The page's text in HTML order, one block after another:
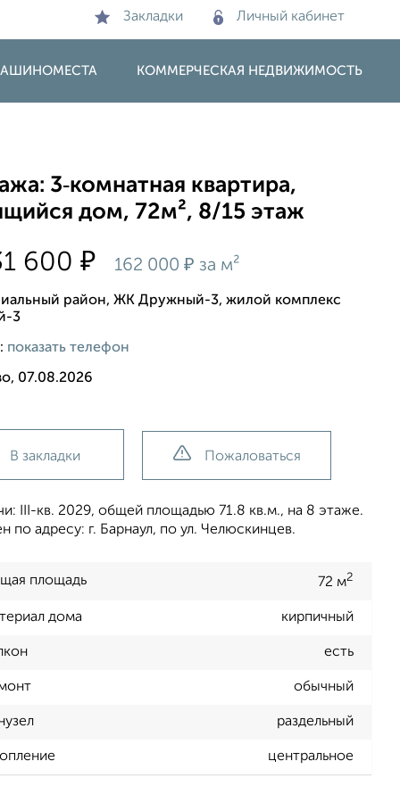
Закладки Личный кабинет
КОММЕРЧЕСКАЯ НЕДВИЖИМОСТЬ
3‑комнатная квартира,
дом, 72м², 8/15 этаж
600₽ 162 000₽ за м²
район, ЖК Дружный-3, жилой комплекс
3
показать телефон
07.08.2026
В закладки Пожаловаться
III-кв. 2029, общей площадью 71.8 кв.м., на 8 этаже.
адресу: г. Барнаул, по ул. Челюскинцев.
площадь 72 м2
дома кирпичный
есть
обычный
раздельный
центральное